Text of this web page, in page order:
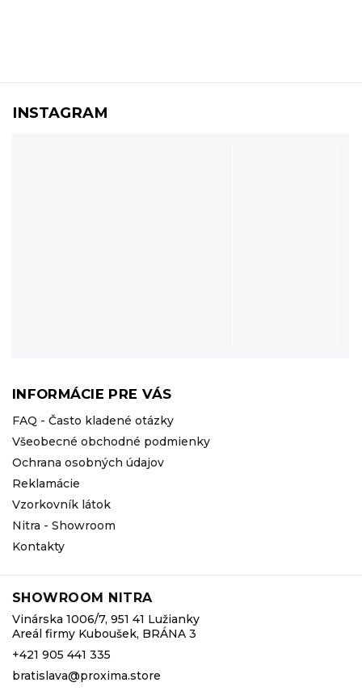
INFORMÁCIE PRE VÁS
FAQ - Často kladené otázky
Všeobecné obchodné podmienky
Ochrana osobných údajov
Reklamácie
Vzorkovník látok
Nitra - Showroom
Kontakty
SHOWROOM NITRA
Vinárska 1006/7, 951 41 Lužianky
Areál firmy Kuboušek, BRÁNA 3
+421 905 441 335
bratislava@proxima.store
INSTAGRAM